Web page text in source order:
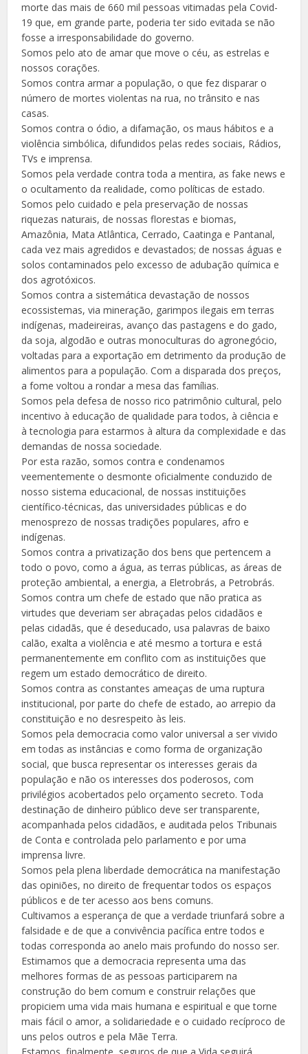
morte das mais de 660 mil pessoas vitimadas pela Covid-
19 que, em grande parte, poderia ter sido evitada se não
fosse a irresponsabilidade do governo.
Somos pelo ato de amar que move o céu, as estrelas e
nossos corações.
Somos contra armar a população, o que fez disparar o
número de mortes violentas na rua, no trânsito e nas
casas.
Somos contra o ódio, a difamação, os maus hábitos e a
violência simbólica, difundidos pelas redes sociais, Rádios,
TVs e imprensa.
Somos pela verdade contra toda a mentira, as fake news e
o ocultamento da realidade, como políticas de estado.
Somos pelo cuidado e pela preservação de nossas
riquezas naturais, de nossas florestas e biomas,
Amazônia, Mata Atlântica, Cerrado, Caatinga e Pantanal,
cada vez mais agredidos e devastados; de nossas águas e
solos contaminados pelo excesso de adubação química e
dos agrotóxicos.
Somos contra a sistemática devastação de nossos
ecossistemas, via mineração, garimpos ilegais em terras
indígenas, madeireiras, avanço das pastagens e do gado,
da soja, algodão e outras monoculturas do agronegócio,
voltadas para a exportação em detrimento da produção de
alimentos para a população. Com a disparada dos preços,
a fome voltou a rondar a mesa das famílias.
Somos pela defesa de nosso rico patrimônio cultural, pelo
incentivo à educação de qualidade para todos, à ciência e
à tecnologia para estarmos à altura da complexidade e das
demandas de nossa sociedade.
Por esta razão, somos contra e condenamos
veementemente o desmonte oficialmente conduzido de
nosso sistema educacional, de nossas instituições
científico-técnicas, das universidades públicas e do
menosprezo de nossas tradições populares, afro e
indígenas.
Somos contra a privatização dos bens que pertencem a
todo o povo, como a água, as terras públicas, as áreas de
proteção ambiental, a energia, a Eletrobrás, a Petrobrás.
Somos contra um chefe de estado que não pratica as
virtudes que deveriam ser abraçadas pelos cidadãos e
pelas cidadãs, que é deseducado, usa palavras de baixo
calão, exalta a violência e até mesmo a tortura e está
permanentemente em conflito com as instituições que
regem um estado democrático de direito.
Somos contra as constantes ameaças de uma ruptura
institucional, por parte do chefe de estado, ao arrepio da
constituição e no desrespeito às leis.
Somos pela democracia como valor universal a ser vivido
em todas as instâncias e como forma de organização
social, que busca representar os interesses gerais da
população e não os interesses dos poderosos, com
privilégios acobertados pelo orçamento secreto. Toda
destinação de dinheiro público deve ser transparente,
acompanhada pelos cidadãos, e auditada pelos Tribunais
de Conta e controlada pelo parlamento e por uma
imprensa livre.
Somos pela plena liberdade democrática na manifestação
das opiniões, no direito de frequentar todos os espaços
públicos e de ter acesso aos bens comuns.
Cultivamos a esperança de que a verdade triunfará sobre a
falsidade e de que a convivência pacífica entre todos e
todas corresponda ao anelo mais profundo do nosso ser.
Estimamos que a democracia representa uma das
melhores formas de as pessoas participarem na
construção do bem comum e construir relações que
propiciem uma vida mais humana e espiritual e que torne
mais fácil o amor, a solidariedade e o cuidado recíproco de
uns pelos outros e pela Mãe Terra.